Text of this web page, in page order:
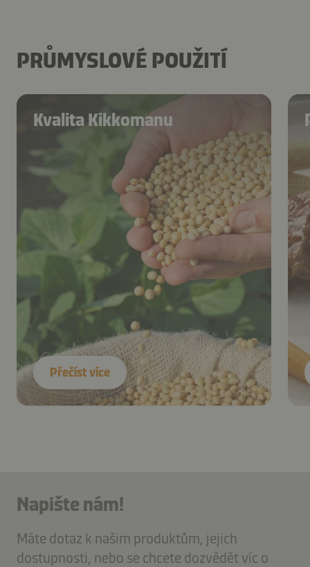
PRŮMYSLOVÉ POUŽITÍ
Kvalita Kikkomanu
Přečíst více
Napište nám!
Máte dotaz k našim produktům, jejich
dostupnosti, nebo se chcete dozvědět víc o